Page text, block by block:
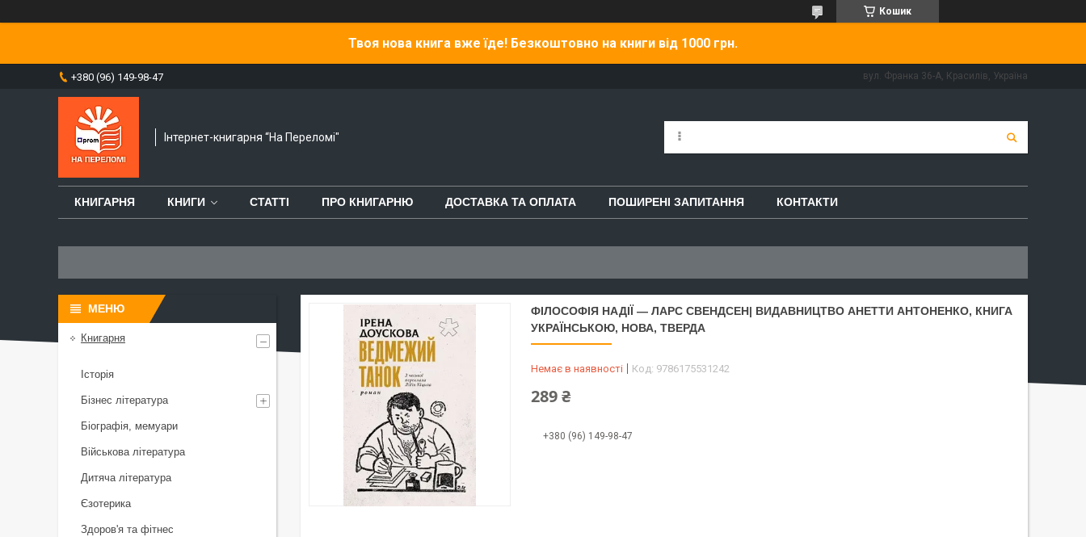
Кошик
Твоя нова книга вже їде! Безкоштовно на книги від 1000 грн.
+380 (96) 149-98-47 вул. Франка 36-А, Красилів, Україна
Інтернет-книгарня “На Переломі"
КНИГАРНЯ КНИГИ СТАТТІ ПРО КНИГАРНЮ ДОСТАВКА ТА ОПЛАТА ПОШИРЕНІ ЗАПИТАННЯ КОНТАКТИ
ФІЛОСОФІЯ НАДІЇ — ЛАРС СВЕНДСЕН| ВИДАВНИЦТВО АНЕТТИ АНТОНЕНКО, КНИГА
УКРАЇНСЬКОЮ, НОВА, ТВЕРДА
Немає в наявності Код: 9786175531242
289 ₴
+380 (96) 149-98-47
Книгарня
Історія
Бізнес література
Біографія, мемуари
Військова література
Дитяча література
Єзотерика
Здоров'я та фітнес